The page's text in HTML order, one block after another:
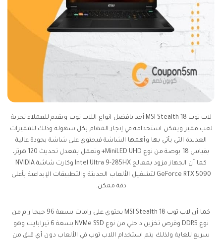
لاب توب MSI Stealth 18 أحد يافضل انواع اللاب توب ويقدم للعملاء تجربة
لعب مميز ويمكن استخدامه في إنجاز المهام بكل سهولة وذلك للمميزات
العديدة التي يأتي بها وأهمها الشاشة فيحتوي على شاشة بجودة عالية
بقياس 18 بوصة من نوع MiniLED UHD+ وتعمل بمعدل تحديث 120 هرتز،
كما أن الجهاز مزود بمعالج Intel Ultra 9-285HX وكارت شاشة NVIDIA
GeForce RTX 5090 لتشغيل الألعاب الحديثة والتطبيقات الإبداعية بأعلى
دقة ممكن.
كما أن لاب توب MSI Stealth 18 يحتوي على رامات بسعة 96 جيجا رام من
نوع DDR5 وقرص تخزين داخلي من نوع NVMe SSD بسعة 6 تيرابايت وهو
سريع للغاية ولذلك يتم استخدام اللاب توب في الألعاب دون أي قلق من